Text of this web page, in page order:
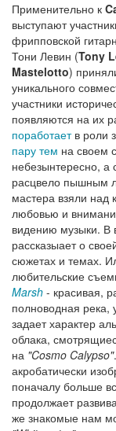
Применительно к
выступают
фрипповской
Тони Левин (Tony
Mastelotto)
уникального
участники
появляются на их
поработаетв роли
пару тем на своем
небезынтересно, а
расцвело пышным
мастера взяли
любовью и
видению музыки. В
рассказыает о
сюжетах и темах.
любительские
Marsh - красивая,
полноводная река,
задает характер
облака,
на "Cosmo Calypso"
акробатически
поначалу больше
продолжает
же знакомые нам